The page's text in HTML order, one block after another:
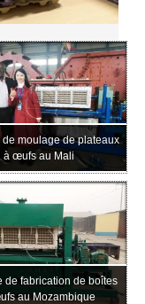
de moulage de plateaux
à œufs au Mali
de fabrication de boîtes
au Mozambique